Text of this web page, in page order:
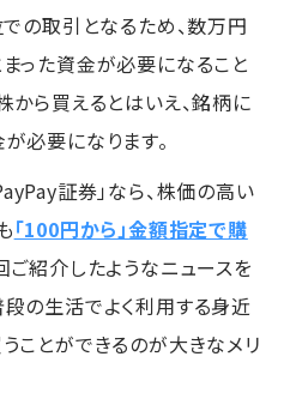
の取引となるため、数万円
った資金が必要になること
ら買えるとはいえ、銘柄に
必要になります。
証券」なら、株価の高い
「100円から」金額指定で購
ご紹介したようなニュースを
の生活でよく利用する身近
ことができるのが大きなメリ